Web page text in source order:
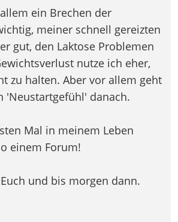
ein Brechen der
meiner schnell gereizten
gut, den Laktose Problemen
nutze ich eher,
zu halten. Aber vor allem geht
'Neustartgefühl' danach.
Mal in meinem Leben
einem Forum!
und bis morgen dann.